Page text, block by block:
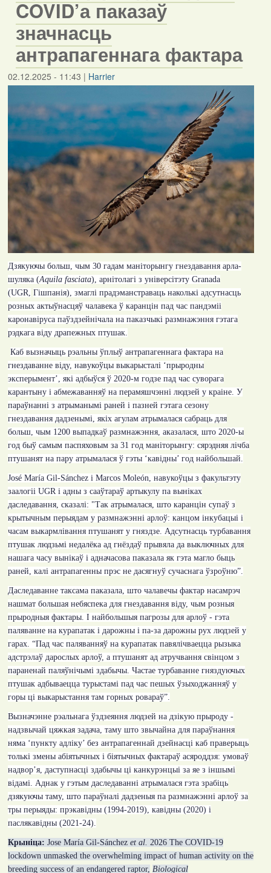
COVID’а паказаў
значнасць
антрапагеннага фактара
02.12.2025 - 11:43 | Harrier
Дзякуючы больш, чым 30 гадам маніторынгу гнездавання арла-
шуляка (Aquila fasciata) , арнітолагі з універсітэтуGranada
(UGR Гішпанія), змаглі прадэманстраваць наколькі адсутнасць
розных актыўнасцяў чалавека ў каранцін пад час пандэміі
каронавіруса паўздзейнічала на паказчыкі размнажэння гэтага
рэдкага віду драпежных птушак.
Каб вызначыць рэальны ўплыў антрапагеннага фактара на
гнездаванне віду, навукоўцы выкарысталі ‘прыродны
эксперымент’, які адбыўся ў 2020-м годзе пад час суворага
карантыну і абмежаванняў на перамяшчэнні людзей у краіне. У
параўнанні з атрыманымі раней і пазней гэтага сезону
гнездавання дадзенымі, якіх агулам атрымалася сабраць для
больш, чым 1200 выпадкаў размнажэння, аказалася, што 2020-ы
год быў самым паспяховым за 31 год маніторынгу: сярэдняя лічба
птушанят на пару атрымалася ў гэты ‘кавідны’ год найбольшай.
José María Gil-Sánchez і Marcos Moleón, навукоўцы з факультэту
заалогіі UGR і адны з сааўтараў артыкулу па выніках
даследавання, сказалі: "Так атрымалася, што каранцін супаў з
крытычным перыядам у размнажэнні арлоў: канцом інкубацыі і
часам выкармлівання птушанят у гняздзе. Адсутнасць турбавання
птушак людзьмі недалёка ад гнёздаў прывяла да выключных для
нашага часу вынікаў і адначасова паказала як гэта магло быць
раней, калі антрапагенны прэс не дасягнуў сучаснага ўзроўню”.
Даследаванне таксама паказала, што чалавечы фактар насамрэч
нашмат большая небяспека для гнездавання віду, чым розныя
прыродныя фактары. І найбольшыя пагрозы для арлоў - гэта
паляванне на курапатак і дарожны і па-за дарожны рух людзей у
гарах. “Пад час паляванняў на курапатак павялічваецца рызыка
адстрэлаў дарослых арлоў, а птушанят ад атручвання свінцом з
параненай паляўнічымі здабычы. Частае турбаванне гняздуючых
птушак адбываецца турыстамі пад час пешых ўзыходжанняў у
горы ці выкарыстання там горных ровараў”.
Вызначэнне рэальнага ўздзеяння людзей на дзікую прыроду -
надзвычай цяжкая задача, таму што звычайна для параўнання
няма ‘пункту адліку’ без антрапагеннай дзейнасці каб праверыць
толькі змены абіятычных і біятычных фактараў асяроддзя: умоваў
надвор’я, даступнасці здабычы ці канкурэнцыі за яе з іншымі
відамі. Аднак у гэтым даследаванні атрымалася гэта зрабіць
дзякуючы таму, што параўналі дадзеныя па размнажэнні арлоў за
тры перыяды: прэкавідны (1994-2019), кавідны (2020) і
паслякавідны(2021 -24).
Крыніца: Jose María Gil-Sánchez et al. 2026The COVID-19
lockdown unmasked the overwhelming impact of human activity on the
breeding success of an endangered raptor, Biological